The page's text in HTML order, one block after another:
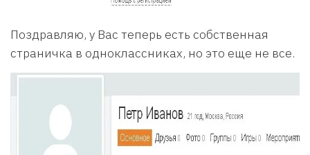
Поздравляю, у Вас теперь есть собственная
страничка в одноклассниках, но это еще не все.